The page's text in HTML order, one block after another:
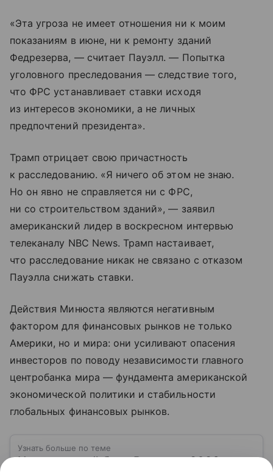
«Эта угроза не имеет отношения ни к моим
показаниям в июне, ни к ремонту зданий
Федрезерва, — считает Пауэлл. — Попытка
уголовного преследования — следствие того,
что ФРС устанавливает ставки исходя
из интересов экономики, а не личных
предпочтений президента».
Трамп отрицает свою причастность
к расследованию. «Я ничего об этом не знаю.
Но он явно не справляется ни с ФРС,
ни со строительством зданий», — заявил
американский лидер в воскресном интервью
телеканалу NBC News. Трамп настаивает,
что расследование никак не связано с отказом
Пауэлла снижать ставки.
Действия Минюста являются негативным
фактором для финансовых рынков не только
Америки, но и мира: они усиливают опасения
инвесторов по поводу независимости главного
центробанка мира — фундамента американской
экономической политики и стабильности
глобальных финансовых рынков.
Узнать больше по теме
Центральный банк России в 2026 году: